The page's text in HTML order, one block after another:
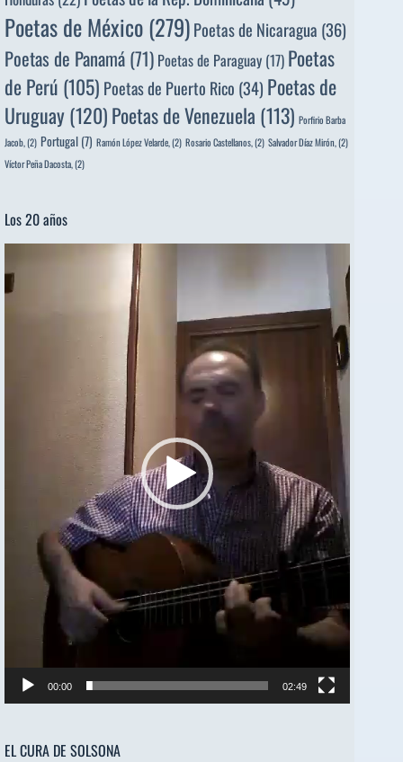
Poetas de México(279)Poetas de Nicaragua (36)
Poetas de Panamá (71) Poetas de Paraguay (17) Poetas
de Perú (105) Poetas de Puerto Rico (34) Poetas de
Uruguay(120)Poetas de Venezuela (113) Porfirio Barba
Jacob, (2) Portugal (7) Ramón López Velarde, (2) Rosario Castellanos, (2) Salvador Díaz Mirón, (2)
Víctor Peña Dacosta, (2)
Los 20 años
de
vídeo
00:00 02:49
EL CURA DE SOLSONA